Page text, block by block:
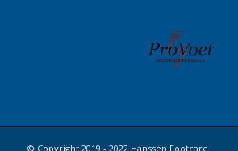
© Copyright 2019 - 2022 Hanssen Footcare